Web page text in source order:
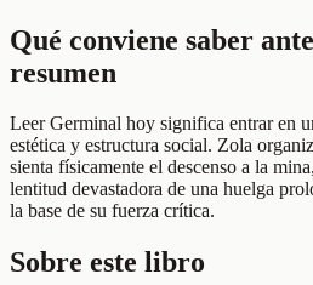
Qué conviene saber
resumen
Leer Germinal hoy significa entrar en
estética y estructura social. Zola
sienta físicamente el descenso a la
lentitud devastadora de una huelga
la base de su fuerza crítica.
Sobre este libro